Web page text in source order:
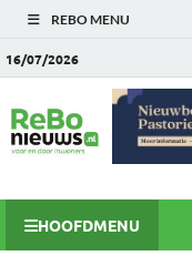
REBO MENU
16/07/2026
HOOFDMENU